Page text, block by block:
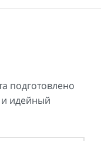
подготовлено
и идейный